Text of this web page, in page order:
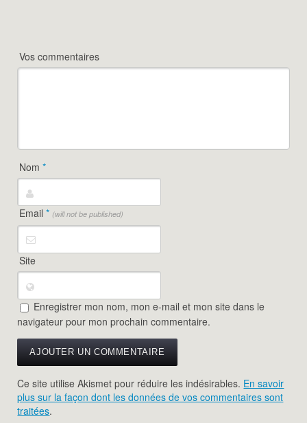
Vos commentaires
Nom*
Email* (will not be published)
Site
Enregistrer mon nom, mon e-mail et mon site dans le
navigateur pour mon prochain commentaire.
Ce site utilise Akismet pour réduire les indésirables. En savoir
plus sur la façon dont les données de vos commentaires sont
traitées.